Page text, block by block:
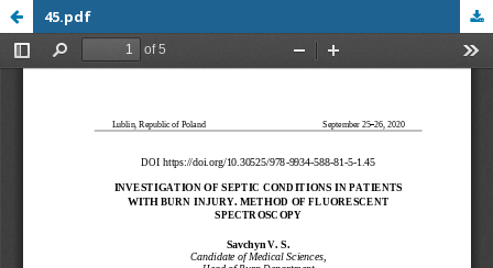
45.pdf